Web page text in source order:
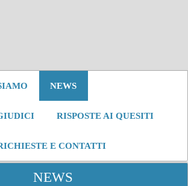
NEWS
RISPOSTE AI QUESITI
E CONTATTI
NEWS